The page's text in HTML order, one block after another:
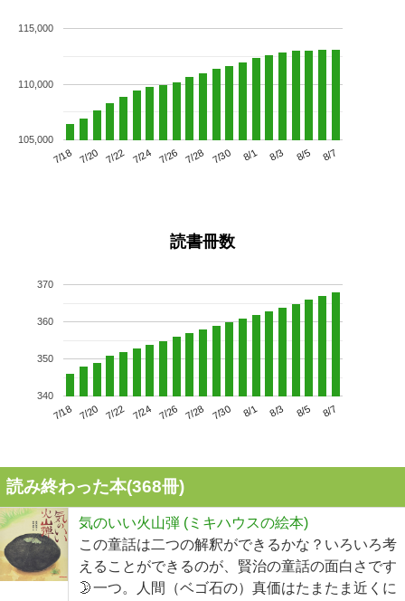
7/18 7/20 7/22 7/24 7/26 7/28 7/30 8/1 8/3 8/5 8/7
105,000
110,000
115,000
読書冊数
7/18 7/20 7/22 7/24 7/26 7/28 7/30 8/1 8/3 8/5 8/7
340
350
360
370
読み終わった本(368冊)
気のいい火山弾 (ミキハウスの絵本)
この童話は二つの解釈ができるかな？いろいろ考
えることができるのが、賢治の童話の面白さです
🌛一つ。人間（ベゴ石の）真価はたまたま近くに